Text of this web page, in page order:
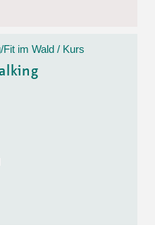
im Wald / Kurs